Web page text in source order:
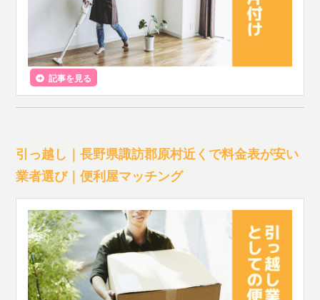
記事を見る
引っ越し｜長野県諏訪郡原村近くで料金表が安い
業者選び｜便利屋マッチング